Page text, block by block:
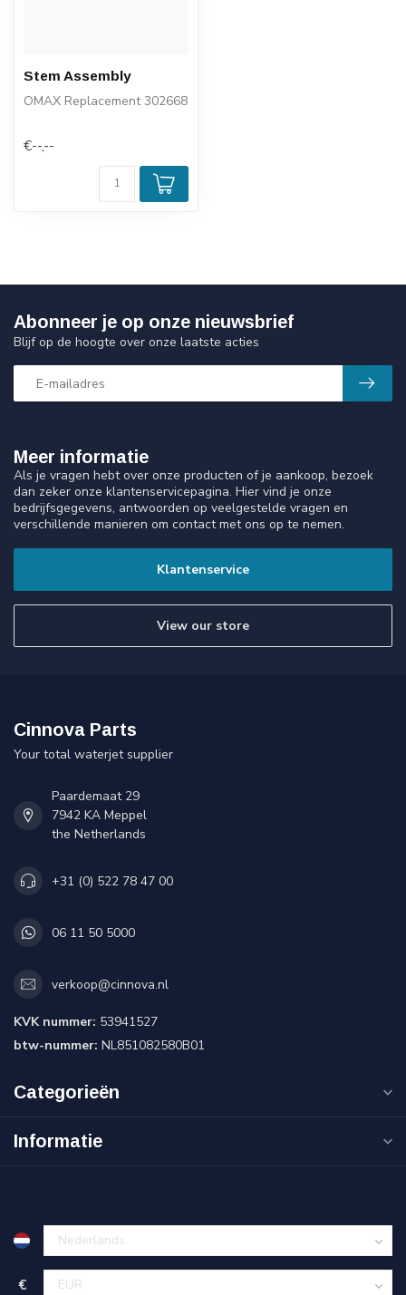
Stem Assembly
OMAX Replacement 302668
€--,--
Meer informatie
Als je vragen hebt over onze producten of je aankoop, bezoek
dan zeker onze klantenservicepagina. Hier vind je onze
bedrijfsgegevens, antwoorden op veelgestelde vragen en
verschillende manieren om contact met ons op te nemen.
Klantenservice
View our store
Abonneer je op onze nieuwsbrief
Blijf op de hoogte over onze laatste acties
Cinnova Parts
Your total waterjet supplier
Paardemaat 29
7942 KA Meppel
the Netherlands
+31 (0) 522 78 47 00
06 11 50 5000
verkoop@cinnova.nl
KVK nummer: 53941527
btw-nummer: NL851082580B01
Categorieën
Informatie
€